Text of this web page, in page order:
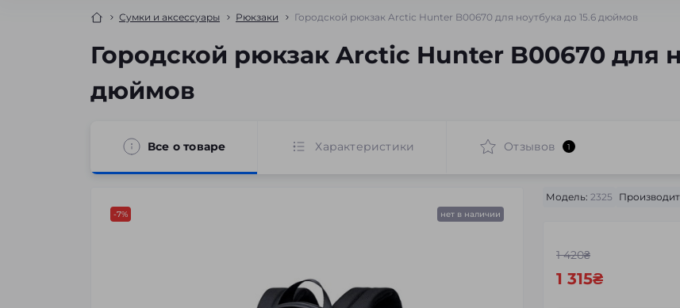
Сумки и аксессуары Рюкзаки Городской рюкзак Arctic Hunter B00670 для ноутбука до 15.6 дюймов
Городской рюкзак Arctic Hunter B00670 для
дюймов
Все о товаре Характеристики Отзывов 1
-7% нет в наличии
Модель: 2325
1 420₴
1 315₴